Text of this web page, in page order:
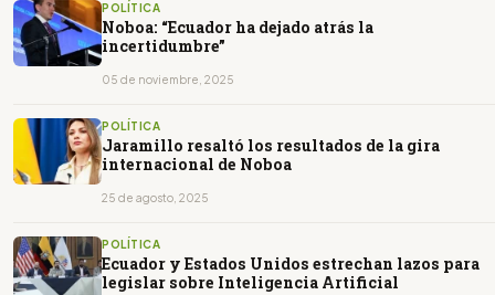
POLÍTICA
Noboa: “Ecuador ha dejado atrás la
incertidumbre”
05 de noviembre, 2025
POLÍTICA
Jaramillo resaltó los resultados de la gira
internacional de Noboa
25 de agosto, 2025
POLÍTICA
Ecuador y Estados Unidos estrechan lazos para
legislar sobre Inteligencia Artificial